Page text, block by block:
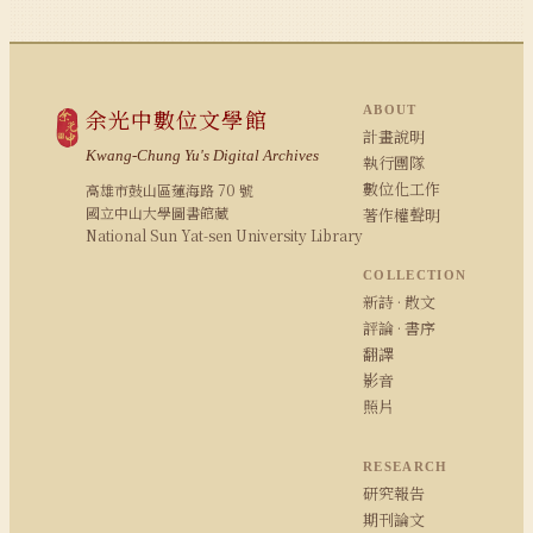
余光中數位文學館
Kwang-Chung Yu's Digital Archives
高雄市鼓山區蓮海路 70 號
國立中山大學圖書館藏
National Sun Yat-sen University Library
ABOUT
計畫說明
執行團隊
數位化工作
著作權聲明
COLLECTION
新詩 · 散文
評論 · 書序
翻譯
影音
照片
RESEARCH
研究報告
期刊論文